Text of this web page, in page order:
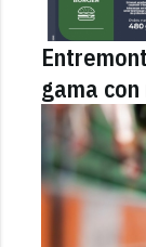
gama